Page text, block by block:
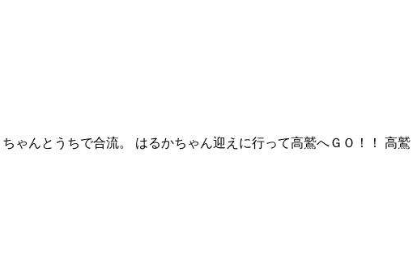
ゃんとうちで合流。 はるかちゃん迎えに行って高鷲へＧＯ！！ 高鷲